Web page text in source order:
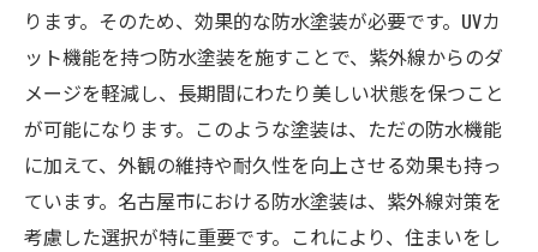
ります。そのため、効果的な防水塗装が必要です。UVカ
ット機能を持つ防水塗装を施すことで、紫外線からのダ
メージを軽減し、長期間にわたり美しい状態を保つこと
が可能になります。このような塗装は、ただの防水機能
に加えて、外観の維持や耐久性を向上させる効果も持っ
ています。名古屋市における防水塗装は、紫外線対策を
考慮した選択が特に重要です。これにより、住まいをし